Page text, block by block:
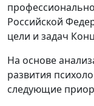
Российской
цели и задач
На основе
развития
следующие